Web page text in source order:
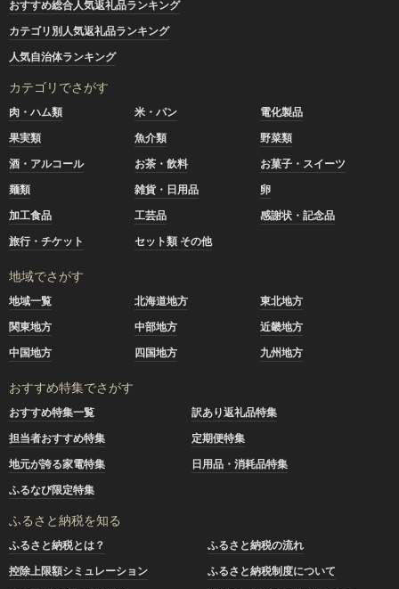
おすすめ総合人気返礼品ランキング
カテゴリ別人気返礼品ランキング
人気自治体ランキング
カテゴリでさがす
肉・ハム類 米・パン
電化製品
果実類
魚介類
野菜類
酒・アルコール
お茶・飲料
お菓子・スイーツ
麺類
雑貨・日用品
卵
加工食品
工芸品
感謝状・記念品
旅行・チケット
セット類 その他
地域でさがす
地域一覧 北海道地方
東北地方
関東地方
中部地方
近畿地方
中国地方
四国地方 九州地方
おすすめ特集でさがす
おすすめ特集一覧
訳あり返礼品特集
担当者おすすめ特集
定期便特集
地元が誇る家電特集
日用品・消耗品特集
ふるなび限定特集
ふるさと納税を知る
ふるさと納税とは？
ふるさと納税の流れ
控除上限額シミュレーション
ふるさと納税制度について